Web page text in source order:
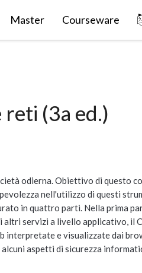
Master Courseware
(3a ed.)
odierna. Obiettivo di questo
nell'utilizzo di questi
in quattro parti. Nella prima
servizi a livello applicativo, il
interpretate e visualizzate dai
aspetti di sicurezza